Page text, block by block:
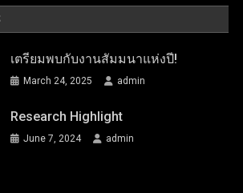
เตรียมพบกับงานสัมมนาแห่งปี!
March 24, 2025 admin
Research Highlight
June 7, 2024 admin